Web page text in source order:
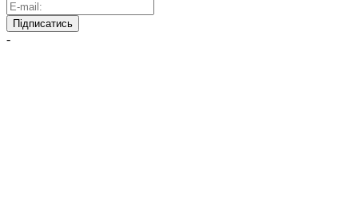
Підписатись
-